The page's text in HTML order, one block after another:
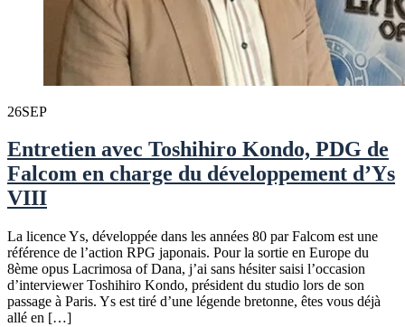
26SEP
Entretien avec Toshihiro Kondo, PDG de
Falcom en charge du développement d’Ys
VIII
La licence Ys, développée dans les années 80 par Falcom est une
référence de l’action RPG japonais. Pour la sortie en Europe du
8ème opus Lacrimosa of Dana, j’ai sans hésiter saisi l’occasion
d’interviewer Toshihiro Kondo, président du studio lors de son
passage à Paris. Ys est tiré d’une légende bretonne, êtes vous déjà
allé en […]